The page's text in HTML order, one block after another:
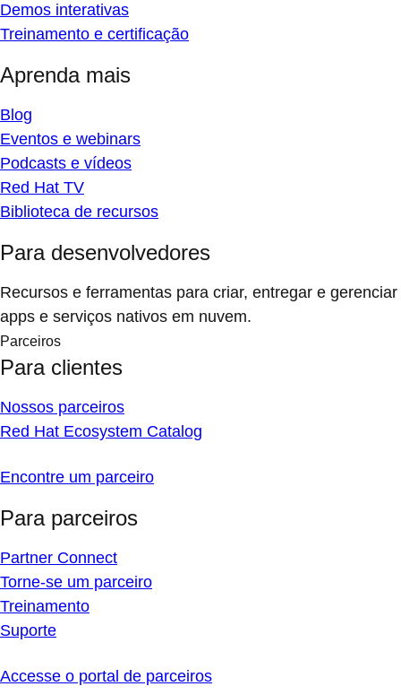
Demos interativas
Treinamento e certificação
Aprenda mais
Blog
Eventos e webinars
Podcasts e vídeos
Red Hat TV
Biblioteca de recursos
Para desenvolvedores
Recursos e ferramentas para criar, entregar e gerenciar
apps e serviços nativos em nuvem.
Parceiros
Para clientes
Nossos parceiros
Red Hat Ecosystem Catalog
Encontre um parceiro
Para parceiros
Partner Connect
Torne-se um parceiro
Treinamento
Suporte
Accesse o portal de parceiros